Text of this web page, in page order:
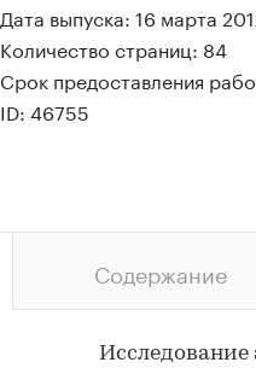
Дата выпуска: 16 марта
Количество страниц: 84
Срок предоставления
ID: 46755
Содержание
Исследование